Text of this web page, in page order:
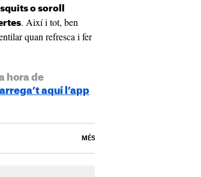
o soroll
. Així i tot, ben
quan refresca i fer
hora de
aquí l’app
MÉS